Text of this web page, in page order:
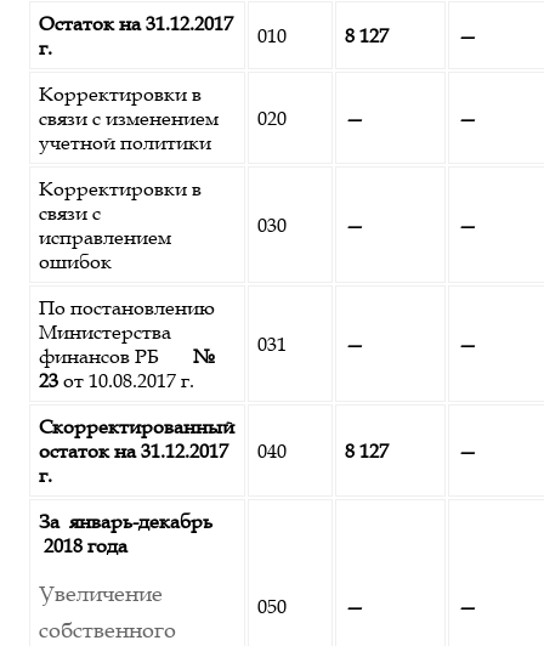
Остаток на 31.12.2017
г.
010 8 127 —
Корректировки в
связи с изменением
учетной политики
020 — —
Корректировки в
связи с
исправлением
ошибок
030 — —
По постановлению
Министерства
финансов РБ№
23 от 10.08.2017 г.
031 — —
Скорректированный
остаток на 31.12.2017
г.
040 8 127 —
За январь-декабрь
2018 года
Увеличение
собственного
050 — —